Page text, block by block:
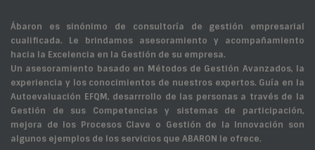
Ábaron es sinónimo de consultoría de gestión empresarial
cualificada. Le brindamos asesoramiento y acompañamiento
hacia la Excelencia en la Gestión de su empresa.
Un asesoramiento basado en Métodos de Gestión Avanzados, la
experiencia y los conocimientos de nuestros expertos. Guía en la
Autoevaluación EFQM, desarrrollo de las personas a través de la
Gestión de sus Competencias y sistemas de participación,
mejora de los Procesos Clave o Gestión de la Innovación son
algunos ejemplos de los servicios que ABARON le ofrece.